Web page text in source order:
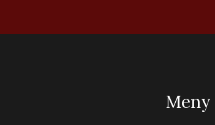
Meny